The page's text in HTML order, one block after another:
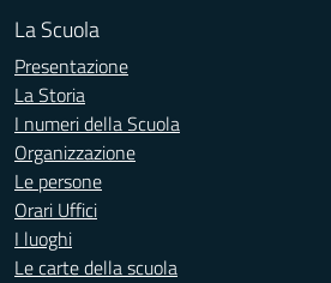
La Scuola
Presentazione
La Storia
I numeri della Scuola
Organizzazione
Le persone
Orari Uffici
I luoghi
Le carte della scuola